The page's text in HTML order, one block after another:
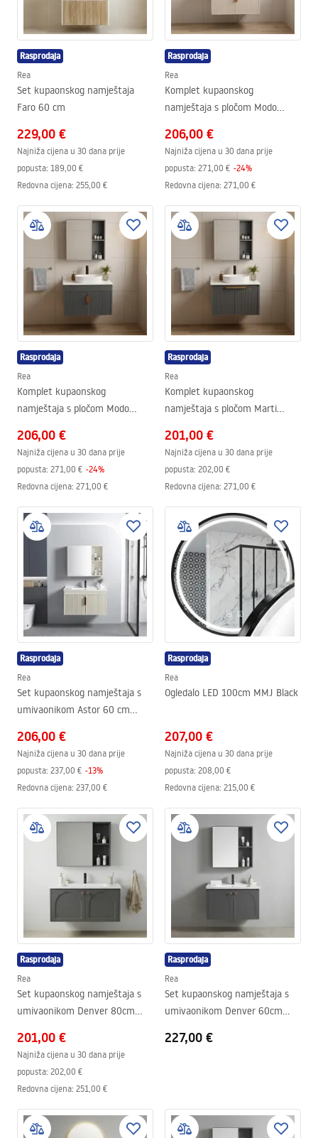
Rasprodaja
Rea
Set kupaonskog namještaja
Faro 60 cm
229,00 €
Najniža cijena u 30 dana prije
popusta: 189,00 €
Redovna cijena: 255,00 €
Rasprodaja
Rea
Komplet kupaonskog
namještaja s pločom Modo
206,00 €
Najniža cijena u 30 dana prije
popusta: 271,00 € -24%
Redovna cijena: 271,00 €
Rasprodaja
Rea
Komplet kupaonskog
namještaja s pločom Modo
206,00 €
Najniža cijena u 30 dana prije
popusta: 271,00 € -24%
Redovna cijena: 271,00 €
Rasprodaja
Rea
Komplet kupaonskog
namještaja s pločom Marti
201,00 €
Najniža cijena u 30 dana prije
popusta: 202,00 €
Redovna cijena: 271,00 €
Rasprodaja
Rea
Set kupaonskog namještaja s
umivaonikom Astor 60 cm
206,00 €
Najniža cijena u 30 dana prije
popusta: 237,00 € -13%
Redovna cijena: 237,00 €
Rasprodaja
Rea
Ogledalo LED 100cm MMJ Black
207,00 €
Najniža cijena u 30 dana prije
popusta: 208,00 €
Redovna cijena: 215,00 €
Rasprodaja
Rea
Set kupaonskog namještaja s
umivaonikom Denver 80cm
201,00 €
Najniža cijena u 30 dana prije
popusta: 202,00 €
Redovna cijena: 251,00 €
Rasprodaja
Rea
Set kupaonskog namještaja s
umivaonikom Denver 60cm
227,00 €